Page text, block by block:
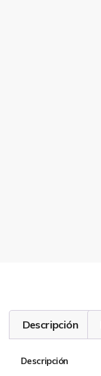
Descripción
Descripción